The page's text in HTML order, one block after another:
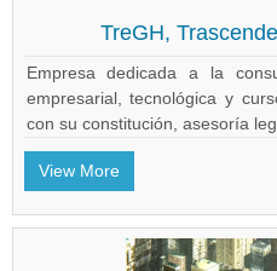
TreGH,
Empresa dedicada a la
empresarial, tecnológica y
con su constitución, asesoría
View More